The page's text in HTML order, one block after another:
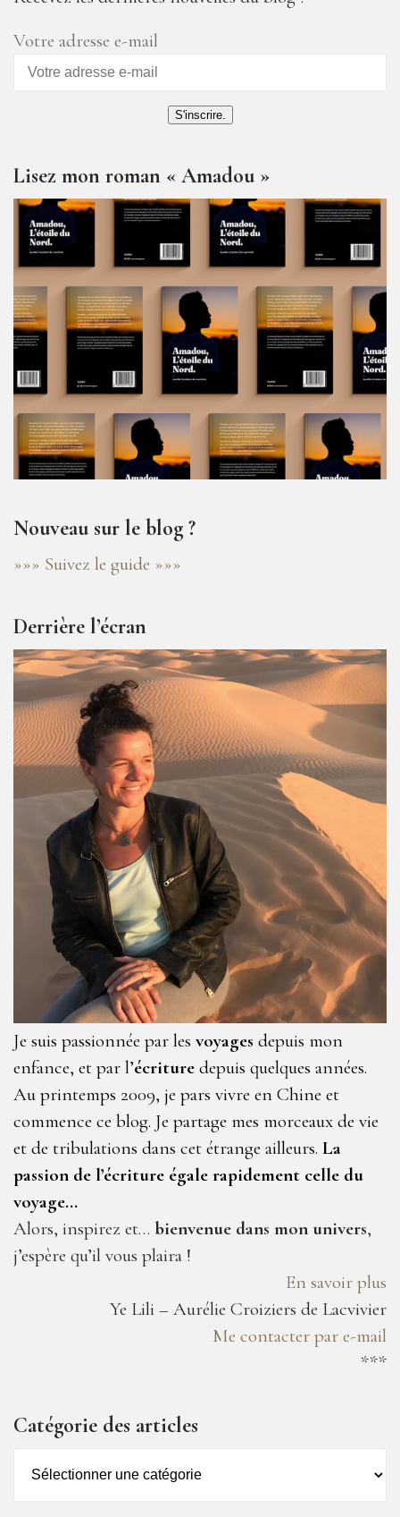
Votre adresse e-mail
S'inscrire.
Lisez mon roman « Amadou »
Nouveau sur le blog ?
»»» Suivez le guide »»»
Derrière l’écran
Je suis passionnée par les voyages depuis mon
enfance, et par l’écriture depuis quelques années.
Au printemps 2009, je pars vivre en Chine et
commence ce blog. Je partage mes morceaux de vie
et de tribulations dans cet étrange ailleurs. La
passion de l’écriture égale rapidement celle du
voyage…
Alors, inspirez et… bienvenue dans mon univers,
j’espère qu’il vous plaira !
En savoir plus
Ye Lili – Aurélie Croiziers de Lacvivier
Me contacter par e-mail
***
Catégorie des articles
des